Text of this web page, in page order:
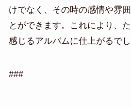
けでなく、その時の感情や雰
とができます。これにより、
感じるアルバムに仕上がるでし
###